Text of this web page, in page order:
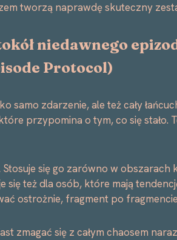
tworzą naprawdę skuteczny
niedawnego
Protocol)
samo zdarzenie, ale też cały
przypomina o tym, co się stało.
się go zarówno w obszarach
też dla osób, które mają
ostrożnie, fragment po
zmagać się z całym chaosem